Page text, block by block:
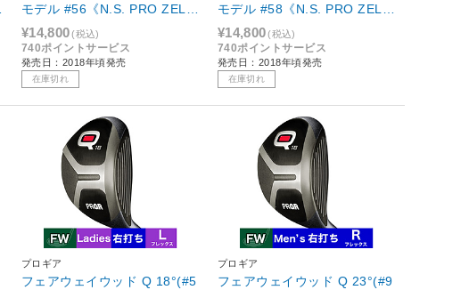
モデル #56《N.S. PRO ZELO
S7 Rシャフトレディース仕
様》 [♯SW]相当
¥14,800(税込)
740ポイントサービス
発売日：2018年頃発売
在庫切れ
モデル #58《N.S. PRO ZELO
S7 Rシャフトレディース仕
様》 [♯SW]相当
¥14,800(税込)
740ポイントサービス
発売日：2018年頃発売
在庫切れ
プロギア
フェアウェイウッド Q 18°(#5
プロギア
フェアウェイウッド Q 23°(#9